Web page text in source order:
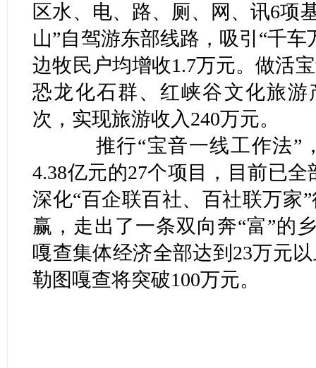
区水、电、路、厕、网、讯6项
山”自驾游东部线路，吸引“千
边牧民户均增收1.7万元。做活
恐龙化石群、红峡谷文化旅
次，实现旅游收入240万元。
推行“宝音一线工作法”
4.38亿元的27个项目，目前已
深化“百企联百社、百社联万家
赢，走出了一条双向奔“富”的
嘎查集体经济全部达到23万元
勒图嘎查将突破100万元。